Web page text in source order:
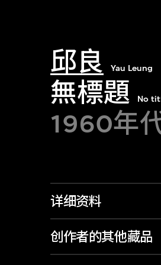
邱良 Yau Leung
無標題 No
1960年
详细资料
创作者的其他藏品